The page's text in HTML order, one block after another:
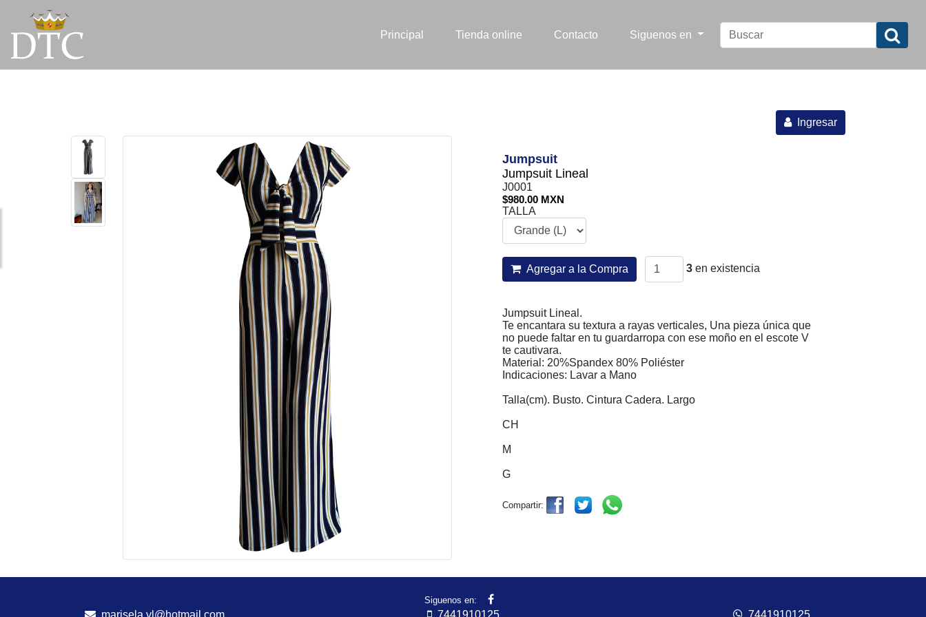
Principal Tienda online Contacto Siguenos en
Ingresar
Jumpsuit
Jumpsuit Lineal
J0001
$980.00 MXN
TALLA
Agregar a la Compra 3en existencia
Jumpsuit Lineal.
Te encantara su textura a rayas verticales, Una pieza única que
no puede faltar en tu guardarropa con ese moño en el escote V
te cautivara.
Material: 20%Spandex 80% Poliéster
Indicaciones: Lavar a Mano
Talla(cm). Busto. Cintura Cadera. Largo
CH
M
G
Compartir:
Siguenos en:
marisela.vl@hotmail.com 7441910125 7441910125